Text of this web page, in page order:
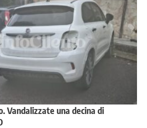
Vandalizzate una decina di